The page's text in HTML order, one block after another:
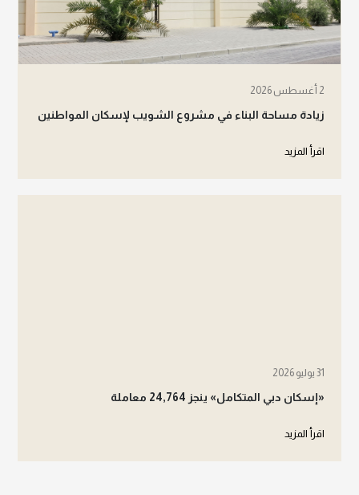
2 أغسطس 2026
زيادة مساحة البناء في مشروع الشويب لإسكان المواطنين
اقرأ المزيد
31 يوليو 2026
«إسكان دبي المتكامل» ينجز 24,764 معاملة
اقرأ المزيد